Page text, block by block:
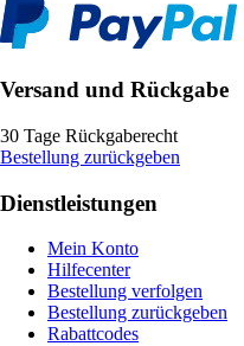
Versand und Rückgabe
30 Tage Rückgaberecht
Bestellung zurückgeben
Dienstleistungen
Mein Konto
Hilfecenter
Bestellung verfolgen
Bestellung zurückgeben
Rabattcodes